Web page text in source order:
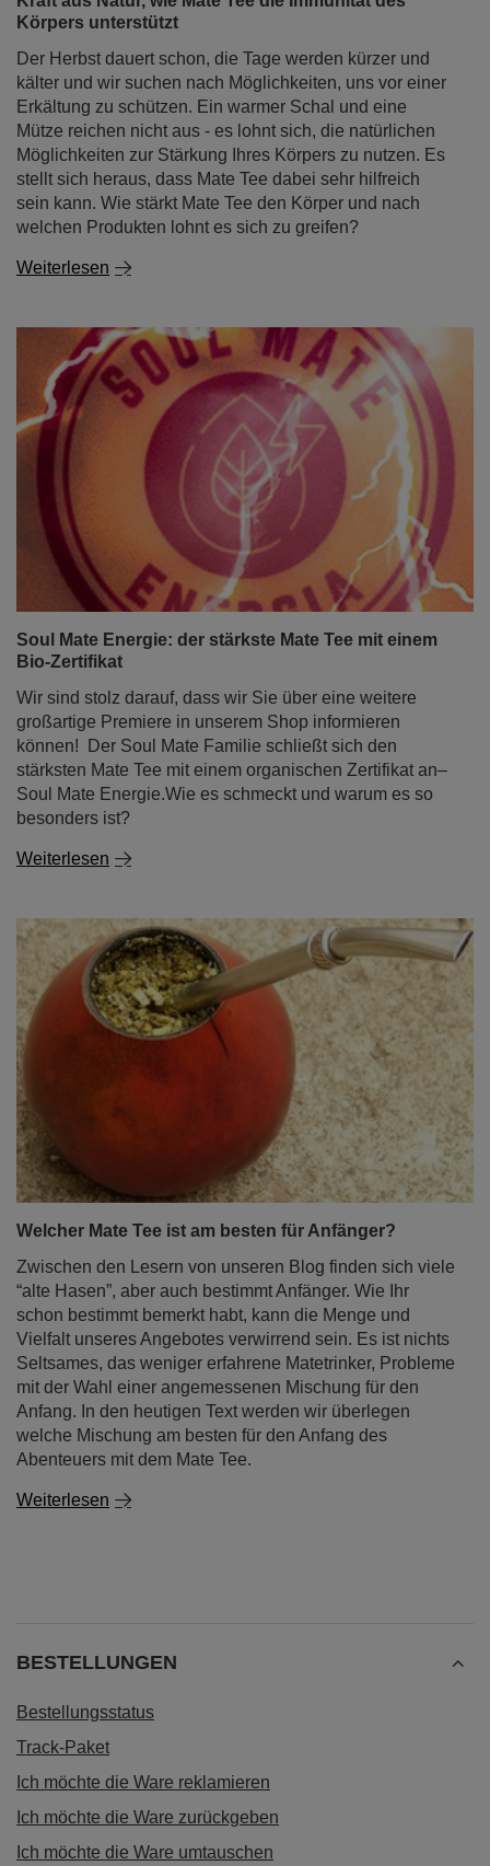
Körpers unterstützt
Der Herbst dauert schon, die Tage werden kürzer und
kälter und wir suchen nach Möglichkeiten, uns vor einer
Erkältung zu schützen. Ein warmer Schal und eine
Mütze reichen nicht aus - es lohnt sich, die natürlichen
Möglichkeiten zur Stärkung Ihres Körpers zu nutzen. Es
stellt sich heraus, dass Mate Tee dabei sehr hilfreich
sein kann. Wie stärkt Mate Tee den Körper und nach
welchen Produkten lohnt es sich zu greifen?
Weiterlesen
Soul Mate Energie: der stärkste Mate Tee mit einem
Bio-Zertifikat
Wir sind stolz darauf, dass wir Sie über eine weitere
großartige Premiere in unserem Shop informieren
können! Der Soul Mate Familie schließt sich den
stärksten Mate Tee mit einem organischen Zertifikat an–
Soul Mate Energie.Wie es schmeckt und warum es so
besonders ist?
Weiterlesen
Welcher Mate Tee ist am besten für Anfänger?
Zwischen den Lesern von unseren Blog finden sich viele
“alte Hasen”, aber auch bestimmt Anfänger. Wie Ihr
schon bestimmt bemerkt habt, kann die Menge und
Vielfalt unseres Angebotes verwirrend sein. Es ist nichts
Seltsames, das weniger erfahrene Matetrinker, Probleme
mit der Wahl einer angemessenen Mischung für den
Anfang. In den heutigen Text werden wir überlegen
welche Mischung am besten für den Anfang des
Abenteuers mit dem Mate Tee.
Weiterlesen
BESTELLUNGEN
Bestellungsstatus
Track-Paket
Ich möchte die Ware reklamieren
Ich möchte die Ware zurückgeben
Ich möchte die Ware umtauschen